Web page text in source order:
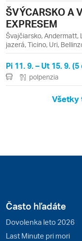
ŠVÝCARSKO A
EXPRESEM
Švajčiarsko, Andermatt,
jazerá, Ticino, Uri,
Lugano, Lugano, Melide
Pi 11. 9. – Ut 15. 9. (5
polpenzia
Všetky
Často hľadáte
Dovolenka leto 2026
Last Minute pri mori